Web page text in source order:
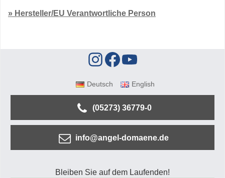
» Hersteller/EU Verantwortliche Person
Deutsch English
(05273) 36779-0
info@angel-domaene.de
Bleiben Sie auf dem Laufenden!